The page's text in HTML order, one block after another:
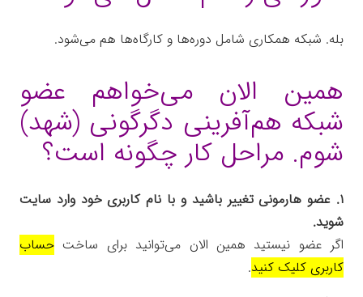
بله. شبکه همکاری شامل دوره‌ها و کارگاه‌ها هم می‌شود.
همین الان می‌خواهم عضو
شبکه هم‌آفرینی دگرگونی (شهد)
شوم. مراحل کار چگونه است؟
۱. عضو هارمونی تغییر باشید و با نام کاربری خود وارد سایت
شوید.
اگر عضو نیستید همین الان می‌توانید برای ساخت حساب
کاربری کلیک کنید.